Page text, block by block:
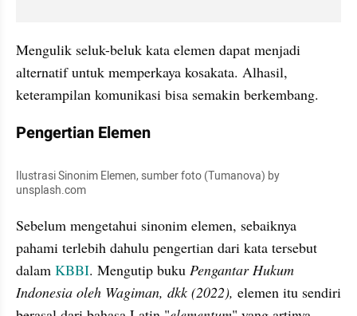
Mengulik seluk-beluk kata elemen dapat menjadi
alternatif untuk memperkaya kosakata. Alhasil,
keterampilan komunikasi bisa semakin berkembang.
Pengertian Elemen
Ilustrasi Sinonim Elemen, sumber foto (Tumanova) by
unsplash.com
Sebelum mengetahui sinonim elemen, sebaiknya
pahami terlebih dahulu pengertian dari kata tersebut
dalam KBBI. Mengutip buku Pengantar Hukum
Indonesia oleh Wagiman, dkk (2022), elemen itu sendiri